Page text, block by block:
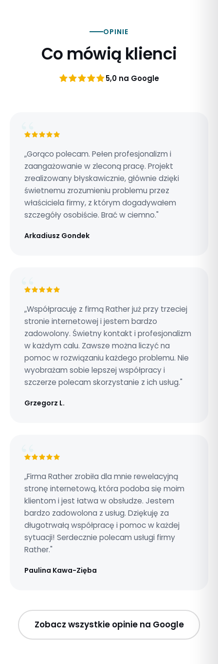
OPINIE
Co mówią klienci
5,0 na Google
„Gorąco polecam. Pełen profesjonalizm i
zaangażowanie w zleconą pracę. Projekt
zrealizowany błyskawicznie, głównie dzięki
świetnemu zrozumieniu problemu przez
właściciela firmy, z którym dogadywałem
szczegóły osobiście. Brać w ciemno."
Arkadiusz Gondek
„Współpracuję z firmą Rather już przy trzeciej
stronie internetowej i jestem bardzo
zadowolony. Świetny kontakt i profesjonalizm
w każdym calu. Zawsze można liczyć na
pomoc w rozwiązaniu każdego problemu. Nie
wyobrażam sobie lepszej współpracy i
szczerze polecam skorzystanie z ich usług."
Grzegorz L.
„Firma Rather zrobiła dla mnie rewelacyjną
stronę internetową, która podoba się moim
klientom i jest łatwa w obsłudze. Jestem
bardzo zadowolona z usług. Dziękuję za
długotrwałą współpracę i pomoc w każdej
sytuacji! Serdecznie polecam usługi firmy
Rather."
Paulina Kawa-Zięba
Zobacz wszystkie opinie na Google